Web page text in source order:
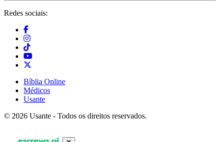
Redes sociais:
Bíblia Online
Médicos
Usante
© 2026 Usante - Todos os direitos reservados.